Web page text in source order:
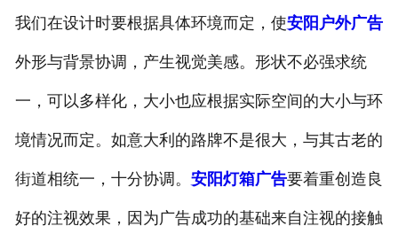
我们在设计时要根据具体环境而定，使安阳户外广告
外形与背景协调，产生视觉美感。形状不必强求统
一，可以多样化，大小也应根据实际空间的大小与环
境情况而定。如意大利的路牌不是很大，与其古老的
街道相统一，十分协调。 安阳灯箱广告要着重创造良
好的注视效果，因为广告成功的基础来自注视的接触